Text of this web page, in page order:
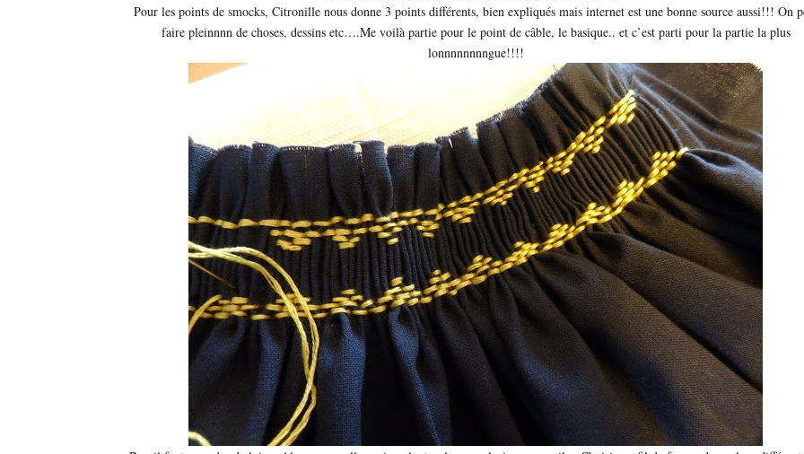
Pour les points de smocks, Citronille nous donne 3 points différents, bien expliqués mais internet est une bonne source aussi!!! On
faire pleinnnn de choses, dessins etc….Me voilà partie pour le point de câble, le basique.. et c’est parti pour la partie la plus
lonnnnnnnngue!!!!